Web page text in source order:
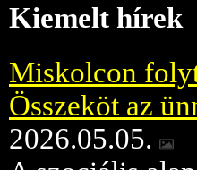
Kiemelt hírek
Miskolcon
Összeköt az
2026.05.05.